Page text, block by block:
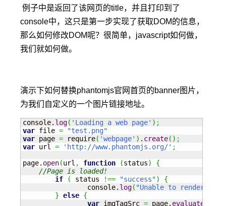
例子中是返回了该网页的title，并且打印到了
console中，这只是第一步实现了获取DOM的信息，
那么如何修改DOM呢？很简单，javascript如何做，
我们就如何做。
演示下如何替换phantomjs官网首页的banner图片，
为我们自定义的一个图片链接地址。
console. log( 'Loading a web page' ) ;
var file =
"test.png"
var page = require( 'webpage' ) . create( ) ;
var url = 'http://www.phantomjs.org/' ;
page. open(url , function (status)
{
//Page is loaded!
if
( status !== "success")
{
		console.
log( "Unable to render '"
} else {
var imgTagSrc = page. evaluate